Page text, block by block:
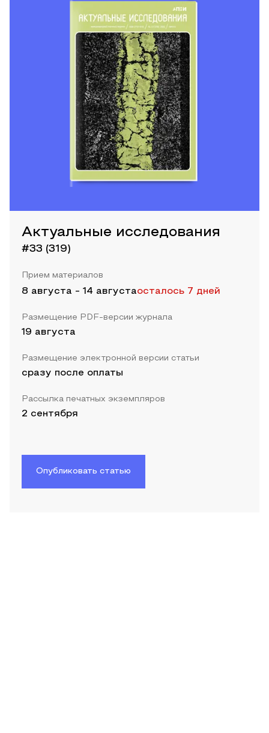
Актуальные исследования
#33 (319)
Прием материалов
8 августа - 14 августаосталось 7 дней
Размещение PDF-версии журнала
19 августа
Размещение электронной версии статьи
сразу после оплаты
Рассылка печатных экземпляров
2 сентября
Опубликовать статью